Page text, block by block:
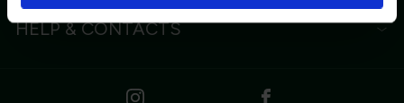
HELP & CONTACTS